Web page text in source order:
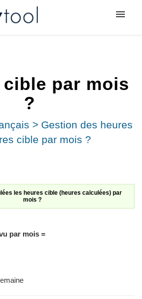
cible par mois
?
> Gestion des heures
cible par mois ?
les heures cible (heures calculées) par
mois ?
par mois =